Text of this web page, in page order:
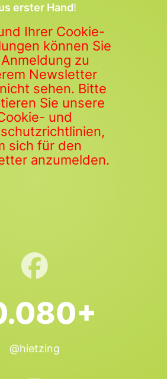
erster Hand!
Ihrer Cookie-
können Sie
zu
Newsletter
sehen. Bitte
Sie unsere
und
sich für den
anzumelden.
@hietzing